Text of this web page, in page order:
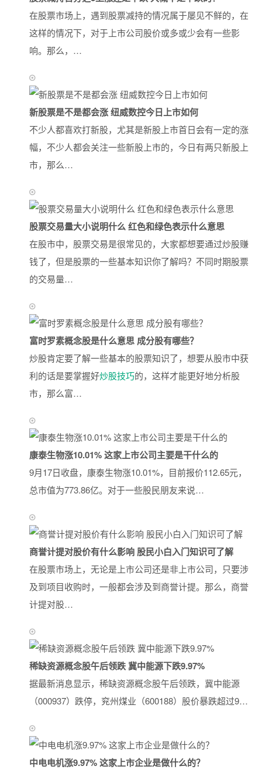
在股票市场上，遇到股票减持的情况属于屡见不鲜的，在
这样的情况下，对于上市公司股价或多或少会有一些影
响。那么，…
新股票是不是都会涨 纽威数控今日上市如何
不少人都喜欢打新股，尤其是新股上市首日会有一定的涨
幅，不少人都会关注一些新股上市的，今日有两只新股上
市，那么…
股票交易量大小说明什么 红色和绿色表示什么意思
在股市中，股票交易是很常见的，大家都想要通过炒股赚
钱了，但是股票的一些基本知识你了解吗？不同时期股票
的交易量…
富时罗素概念股是什么意思 成分股有哪些？
炒股肯定要了解一些基本的股票知识了，想要从股市中获
利的话是要掌握好炒股技巧的，这样才能更好地分析股
市，那么富…
康泰生物涨10.01% 这家上市公司主要是干什么的
9月17日收盘，康泰生物涨10.01%，目前报价112.65元，
总市值为773.86亿。对于一些股民朋友来说…
商誉计提对股价有什么影响 股民小白入门知识可了解
在股票市场上，无论是上市公司还是非上市公司，只要涉
及到项目收购时，一般都会涉及到商誉计提。那么，商誉
计提对股…
稀缺资源概念股午后领跌 冀中能源下跌9.97%
据最新消息显示，稀缺资源概念股午后领跌，冀中能源
（000937）跌停，兖州煤业（600188）股价暴跌超过9…
中电电机涨9.97% 这家上市企业是做什么的？